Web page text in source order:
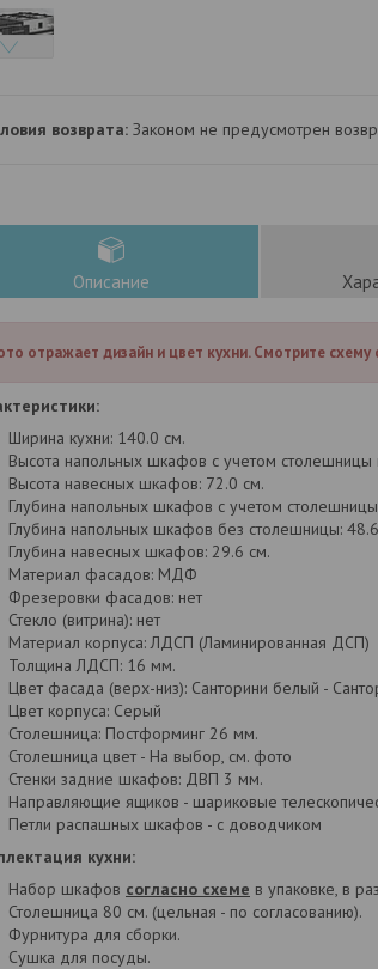
Законом не предусмотрен
Описание
отражает дизайн и цвет кухни. Смотрите схему
Ширина кухни: 140.0 см.
Высота напольных шкафов с учетом столешницы
Высота навесных шкафов: 72.0 см.
Глубина напольных шкафов с учетом
Глубина напольных шкафов без столешницы:
Глубина навесных шкафов: 29.6 см.
Материал фасадов: МДФ
Фрезеровки фасадов: нет
Стекло (витрина): нет
Материал корпуса: ЛДСП (Ламинированная ДСП)
Толщина ЛДСП: 16 мм.
Цвет фасада (верх-низ): Санторини белый -
Цвет корпуса: Серый
Столешница: Постформинг 26 мм.
Столешница цвет - На выбор, см. фото
Стенки задние шкафов: ДВП 3 мм.
Направляющие ящиков - шариковые
Петли распашных шкафов - с доводчиком
кухни:
Набор шкафов согласно схеме в упаковке, в
Столешница 80 см. (цельная - по согласованию).
Фурнитура для сборки.
Сушка для посуды.